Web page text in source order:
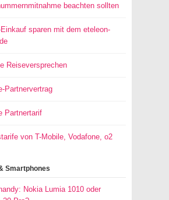
beachten sollten
sparen mit dem eteleon-
Reiseversprechen
Partnervertrag
Partnertarif
von T-Mobile, Vodafone, o2
Smartphones
Nokia Lumia 1010 oder